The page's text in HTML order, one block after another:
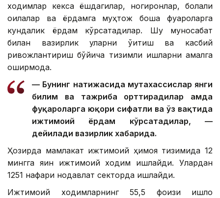
ходимлар кекса ёшдагилар, ногиронлар, болали
оилалар ва ёрдамга муҳтож бошқа фуқароларга
кундалик ёрдам кўрсатадилар. Шу муносабат
билан вазирлик уларни ўқитиш ва касбий
ривожлантириш бўйича тизимли ишларни амалга
оширмоқда.
— Бунинг натижасида мутахассислар янги
билим ва тажриба орттирадилар ҳамда
фуқароларга юқори сифатли ва ўз вақтида
ижтимоий ёрдам кўрсатадилар, —
дейилади вазирлик хабарида.
Ҳозирда мамлакат ижтимоий ҳимоя тизимида 12
мингга яқин ижтимоий ходим ишлайди. Улардан
1251 нафари нодавлат секторда ишлайди.
Ижтимоий ходимларнинг 55,5 фоизи қишлоқ